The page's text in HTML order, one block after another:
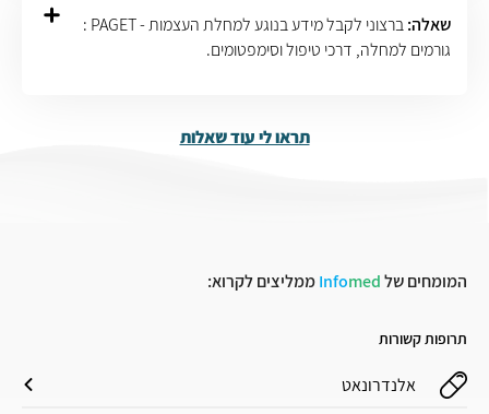
שאלה:
ברצוני לקבל מידע בנוגע למחלת העצמות - PAGET :
גורמים למחלה, דרכי טיפול וסימפטומים.
תראו לי עוד שאלות
המומחים של Infomed ממליצים לקרוא:
תרופות קשורות
אלנדרונאט